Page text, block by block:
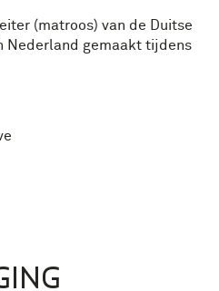
(matroos) van de Duitse
Nederland gemaakt tijdens